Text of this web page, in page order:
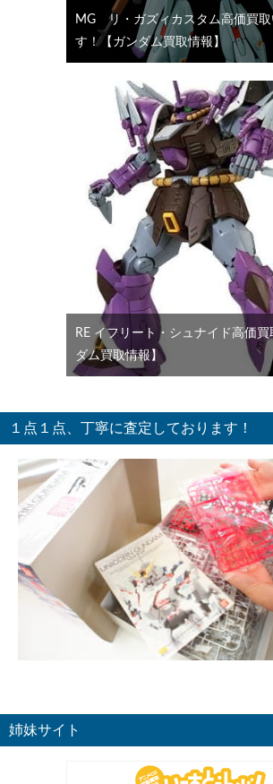
MG リ・ガズィカスタム高価買取
す！【ガンダム買取情報】
RE イフリート・シュナイド高価買
ダム買取情報】
１点１点、丁寧に査定しております！
姉妹サイト